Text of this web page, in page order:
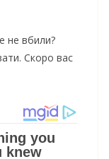
не вбили?
Скоро вас